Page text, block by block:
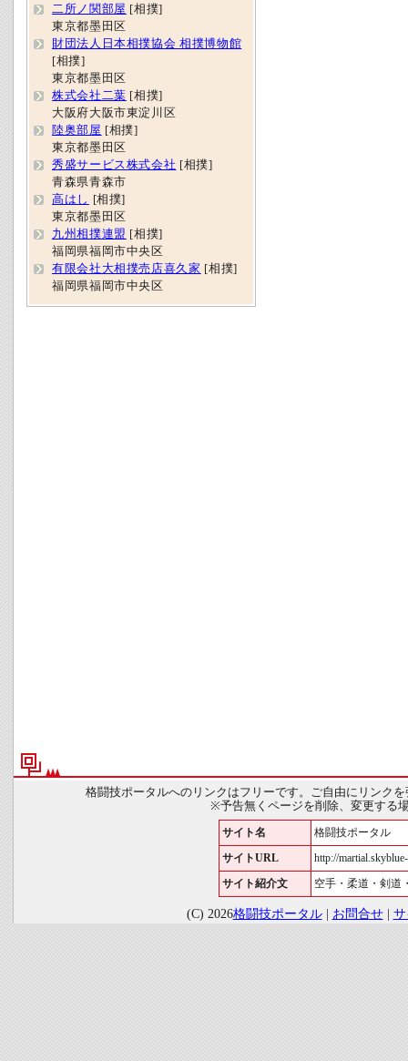
二所ノ関部屋 [相撲]
東京都墨田区
財団法人日本相撲協会 相撲博物館
[相撲]
東京都墨田区
株式会社二葉 [相撲]
大阪府大阪市東淀川区
陸奥部屋 [相撲]
東京都墨田区
秀盛サービス株式会社 [相撲]
青森県青森市
高はし
[相撲]
東京都墨田区
九州相撲連盟 [相撲]
福岡県福岡市中央区
有限会社大相撲売店喜久家 [相撲]
福岡県福岡市中央区
格闘技ポータルへのリンクはフリーです。ご自由にリンク
※予告無くページを削除、変更する
サイト名 格闘技ポータル
サイトURL http://
サイト紹介文 空手・柔道・剣道
(C) 2026格闘技ポータル| お問合せ|